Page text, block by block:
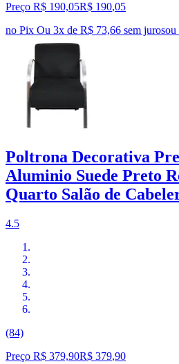
Preço R$ 190,05R$ 190,05
no Pix Ou 3x de R$ 73,66 sem jurosou
Poltrona Decorativa
Aluminio Suede Preto
Quarto Salão de
4.5
(84)
Preço R$ 379,90R$ 379,90